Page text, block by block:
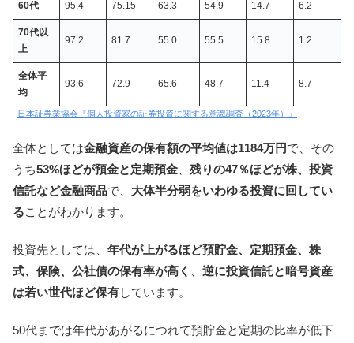
60代 95.4 75.15 63.3 54.9 14.7 6.2
70代以
上
97.2 81.7 55.0 55.5 15.8 1.2
全体平
均
93.6 72.9 65.6 48.7 11.4 8.7
日本証券業協会『個人投資家の証券投資に関する意識調査（2023年）』
全体としては金融資産の保有額の平均値は1184万円で、その
うち53%ほどが預金と定期預金
残りの47％ほどが株、投資
信託など金融商品で、 大体半分弱をいわゆる投資に回してい
ることがわかります。
投資先としては、 年代が上がるほど預貯金、定期預金、株
式、保険、公社債の保有率が高く
逆に投資信託と暗号資産
は若い世代ほど保有しています。
50代までは年代があがるにつれて預貯金と定期の比率が低下